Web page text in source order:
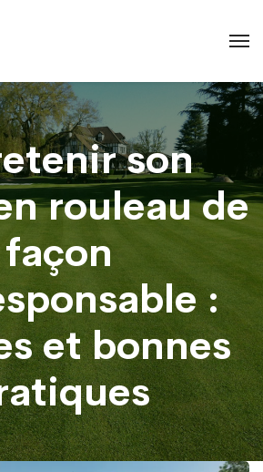
son
rouleau de
façon
:
et bonnes